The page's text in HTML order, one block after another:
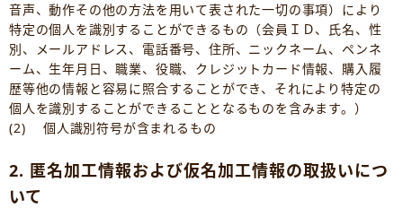
音声、動作その他の方法を用いて表された一切の事項）により
特定の個人を識別することができるもの（会員ＩＤ、氏名、性
別、メールアドレス、電話番号、住所、ニックネーム、ペンネ
ーム、生年月日、職業、役職、クレジットカード情報、購入履
歴等他の情報と容易に照合することができ、それにより特定の
個人を識別することができることとなるものを含みます。）
(2) 個人識別符号が含まれるもの
2. 匿名加工情報および仮名加工情報の取扱いにつ
いて